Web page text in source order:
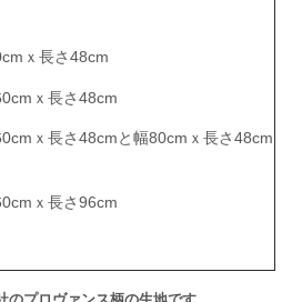
ｘ長さ48cm
ｘ長さ48cm
ｘ長さ48cmと幅80cmｘ長さ48cm
ｘ長さ96cm